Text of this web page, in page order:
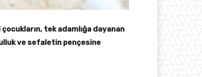
tek adamlığa dayanan
ve sefaletin pençesine